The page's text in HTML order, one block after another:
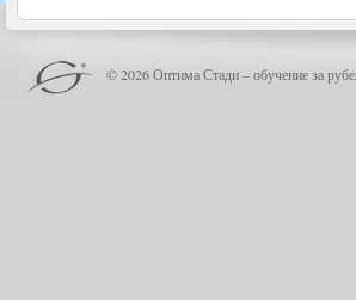
© 2026 Оптима Стади – обучение за